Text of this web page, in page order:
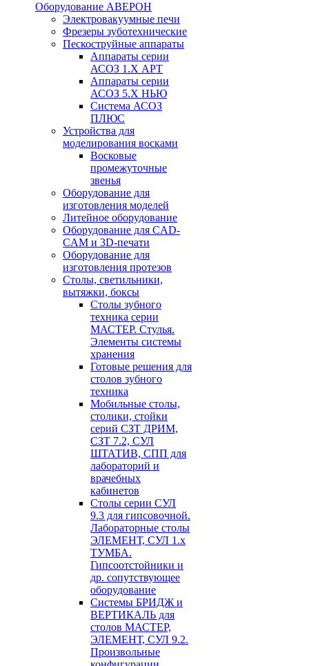
Оборудование АВЕРОН
Электровакуумные печи
Фрезеры зуботехнические
Пескоструйные аппараты
Аппараты серии
АСОЗ 1.Х АРТ
Аппараты серии
АСОЗ 5.Х НЬЮ
Система АСОЗ
ПЛЮС
Устройства для
моделирования восками
Восковые
промежуточные
звенья
Оборудование для
изготовления моделей
Литейное оборудование
Оборудование для CAD-
CAM и 3D-печати
Оборудование для
изготовления протезов
Cтолы, светильники,
вытяжки, боксы
Столы зубного
техника серии
МАСТЕР. Стулья.
Элементы системы
хранения
Готовые решения для
столов зубного
техника
Мобильные столы,
столики, стойки
серий СЗТ ДРИМ,
СЗТ 7.2, СУЛ
ШТАТИВ, СПП для
лабораторий и
врачебных
кабинетов
Столы серии СУЛ
9.3 для гипсовочной.
Лабораторные столы
ЭЛЕМЕНТ, СУЛ 1.х
ТУМБА.
Гипсоотстойники и
др. сопутствующее
оборудование
Системы БРИДЖ и
ВЕРТИКАЛЬ для
столов МАСТЕР,
ЭЛЕМЕНТ, СУЛ 9.2.
Произвольные